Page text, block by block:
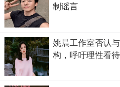
制谣言
姚晨工作室否认
构，呼吁理性看待